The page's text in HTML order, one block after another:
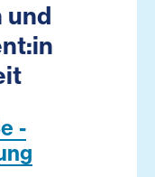
und
-